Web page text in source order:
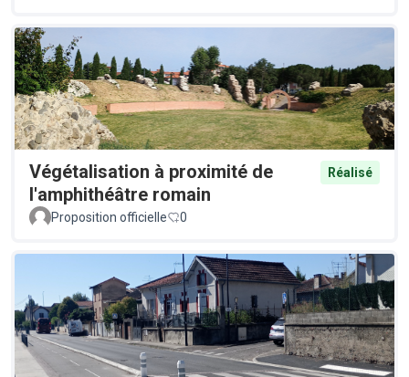
Végétalisation à proximité de
l'amphithéâtre romain
Réalisé
Proposition officielle 0